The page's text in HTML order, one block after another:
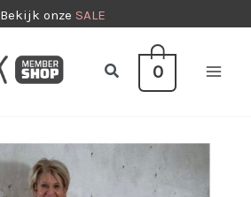
Bekijk onze SALE
Zoeken0